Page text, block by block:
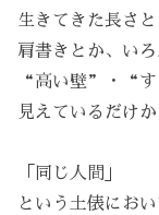
生きてきた長さと
肩書きとか、い
“高い壁”・“す
見えているだけ
「同じ人間」
という土俵にお